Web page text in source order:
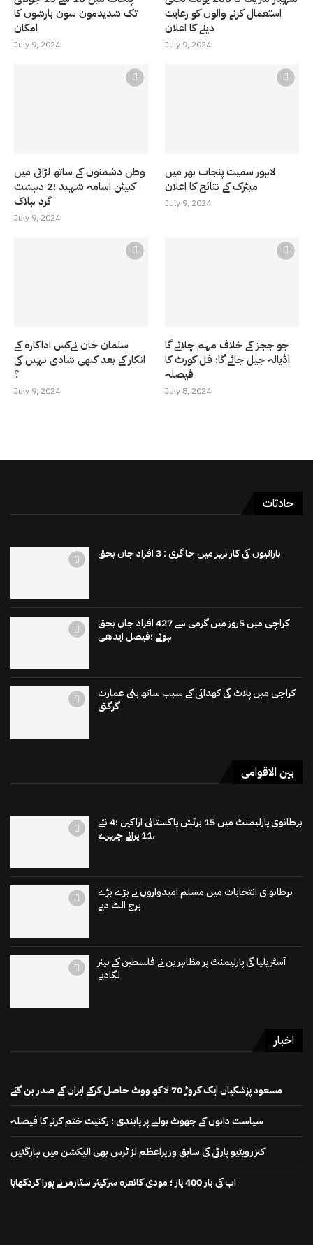
تک شدیدمون سون بارشوں کا
امکان
July 9, 2024
استعمال کرنے والوں کو رعایت
دینے کا اعلان
July 9, 2024
وطن دشمنوں کے ساتھ لڑائی میں
کیپٹن اسامہ شہید ؛2 دہشت
گرد ہلاک
July 9, 2024
لاہور سمیت پنجاب بھر میں
میٹرک کے نتائج کا اعلان
July 9, 2024
سلمان خان نےکس اداکارہ کے
انکار کے بعد کبھی شادی نہیں کی
؟
July 9, 2024
جو ججز کے خلاف مہم چلائے گا
اڈیالہ جیل جائے گا؛ فل کورٹ کا
فیصلہ
July 8, 2024
حادثات
باراتیوں کی کار نہر میں جاگری : 3 افراد جاں بحق
کراچی میں 5روز میں گرمی سے 427 افراد جاں بحق
ہوئے ؛فیصل ایدھی
کراچی میں پلاٹ کی کھدائی کے سبب ساتھ بنی عمارت
گرگئی
بین الاقوامی
برطانوی پارلیمنٹ میں 15 برٹش پاکستانی اراکین ؛4 نئے
،11 پرانے چہرے
برطانو ی انتخابات میں مسلم امیدواروں نے بڑے بڑے
برج الٹ دیے
آسٹریلیا کی پارلیمنٹ پر مظاہرین نے فلسطین کے بینر
لگادیے
اخبار
مسعود پزشکیان ایک کروڑ 70 لاکھ ووٹ حاصل کرکے ایران کے صدر بن گئے
سیاست دانوں کے جھوٹ بولنے پر پابندی ؛ رکنیت ختم کرنے کا فیصلہ
کنزرویٹیو پارٹی کی سابق وزیراعظم لز ٹرس بھی الیکشن میں ہارگئیں
اب کی بار 400 پار ؛ مودی کانعرہ سرکیئر سٹارمر نے پورا کردکھایا